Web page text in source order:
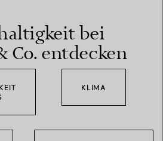
bei
Co. entdecken
KLIMA